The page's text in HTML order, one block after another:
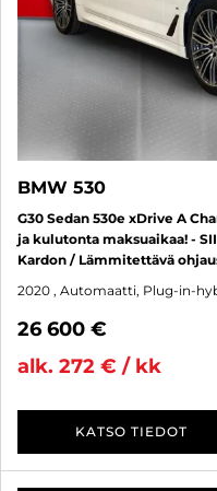
BMW 530
G30 Sedan 530e xDrive A
ja kulutonta maksuaikaa! -
Kardon / Lämmitettävä
2020 , Automaatti, Plug-in-
26 600 €
alk. 272 € / kk
KATSO TIEDOT